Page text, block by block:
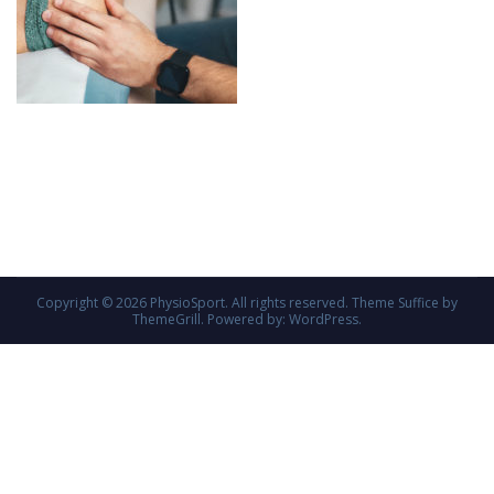
Copyright © 2026 PhysioSport. All rights reserved. Theme Suffice by
ThemeGrill. Powered by: WordPress.